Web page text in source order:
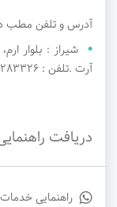
آدرس و تلفن مطب
شیراز : بلوار
آرت .تلفن : 32283326 - 071 -- 09174075054
دریافت
راهنمایی